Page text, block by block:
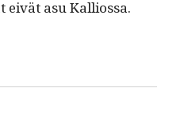
eivät asu Kalliossa.